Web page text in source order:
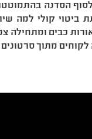
הסדנה
ביטוי קולי למה
כבים ומתחילה
מתוך